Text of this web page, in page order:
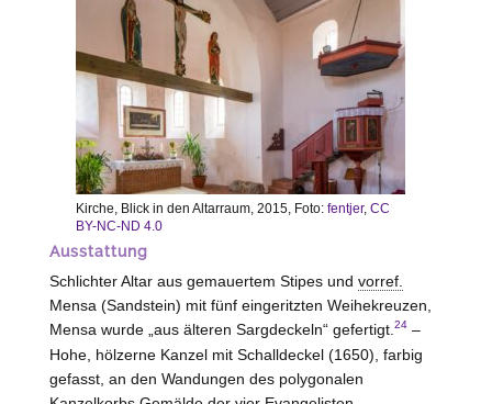
Kirche, Blick in den Altarraum, 2015, Foto: fentjer, CC
BY-NC-ND 4.0
Ausstattung
Schlichter Altar aus gemauertem Stipes und vorref.
Mensa (Sandstein) mit fünf eingeritzten Weihekreuzen,
Mensa wurde „aus älteren Sargdeckeln“ gefertigt.24–
Hohe, hölzerne Kanzel mit Schalldeckel (1650), farbig
gefasst, an den Wandungen des polygonalen